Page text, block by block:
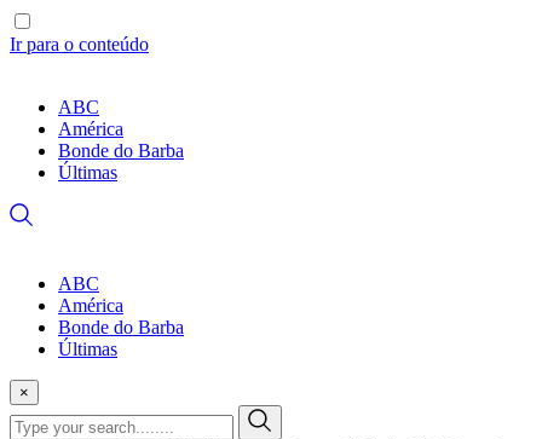
Ir para o conteúdo
ABC
América
Bonde do Barba
Últimas
ABC
América
Bonde do Barba
Últimas
×